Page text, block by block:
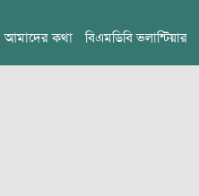
আমাদের কথা বিএমডিবি ভলান্টিয়ার